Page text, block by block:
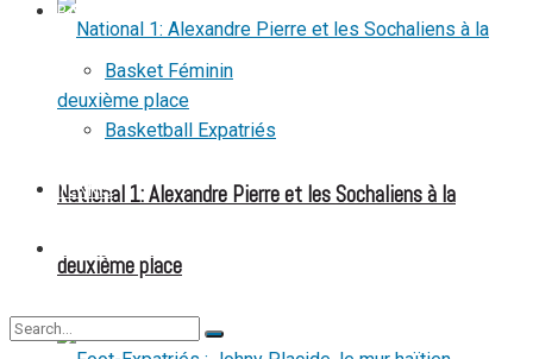
National 1: Alexandre Pierre et les Sochaliens à la
deuxième place
BASKETBALL
Basket Féminin
Basketball Expatriés
TENNIS